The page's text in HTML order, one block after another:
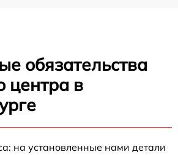
обязательства
центра в
на установленные нами детали